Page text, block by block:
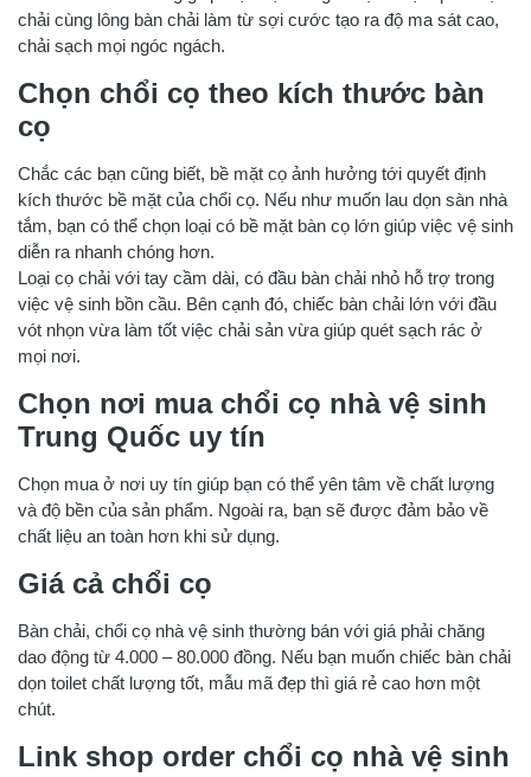
chải cùng lông bàn chải làm từ sợi cước tạo ra độ ma sát cao,
chải sạch mọi ngóc ngách.
Chọn chổi cọ theo kích thước bàn
cọ
Chắc các bạn cũng biết, bề mặt cọ ảnh hưởng tới quyết định
kích thước bề mặt của chổi cọ. Nếu như muốn lau dọn sàn nhà
tắm, bạn có thể chọn loại có bề mặt bàn cọ lớn giúp việc vệ sinh
diễn ra nhanh chóng hơn.
Loại cọ chải với tay cầm dài, có đầu bàn chải nhỏ hỗ trợ trong
việc vệ sinh bồn cầu. Bên cạnh đó, chiếc bàn chải lớn với đầu
vót nhọn vừa làm tốt việc chải sản vừa giúp quét sạch rác ở
mọi nơi.
Chọn nơi mua chổi cọ nhà vệ sinh
Trung Quốc uy tín
Chọn mua ở nơi uy tín giúp bạn có thể yên tâm về chất lượng
và độ bền của sản phẩm. Ngoài ra, bạn sẽ được đảm bảo về
chất liệu an toàn hơn khi sử dụng.
Giá cả chổi cọ
Bàn chải, chổi cọ nhà vệ sinh thường bán với giá phải chăng
dao động từ 4.000 – 80.000 đồng. Nếu bạn muốn chiếc bàn chải
dọn toilet chất lượng tốt, mẫu mã đẹp thì giá rẻ cao hơn một
chút.
Link shop order chổi cọ nhà vệ sinh